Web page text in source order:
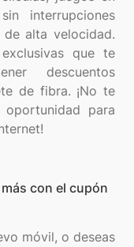
interrupciones
alta velocidad.
que te
descuentos
de fibra. ¡No te
para
con el cupón
móvil, o deseas